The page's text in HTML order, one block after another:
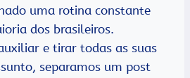
uma rotina constante
dos brasileiros.
e tirar todas as suas
separamos um post